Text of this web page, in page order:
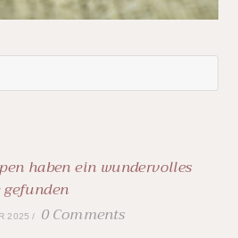
haben ein wundervolles
2025 /
0 Comments